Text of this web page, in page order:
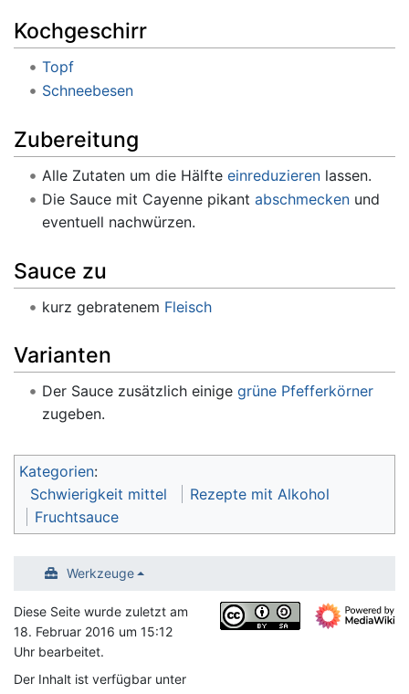
Kochgeschirr
Topf
Schneebesen
Zubereitung
Alle Zutaten um die Hälfte einreduzierenlassen.
Die Sauce mit Cayenne pikant abschmeckenund
eventuell nachwürzen.
Sauce zu
kurz gebratenem Fleisch
Varianten
Der Sauce zusätzlich einige grüne Pfefferkörner
zugeben.
Kategorien:
Schwierigkeit mittel
Rezepte mit Alkohol
Fruchtsauce
Werkzeuge
Diese Seite wurde zuletzt am
18. Februar 2016 um 15:12
Uhr bearbeitet.
Der Inhalt ist verfügbar unter